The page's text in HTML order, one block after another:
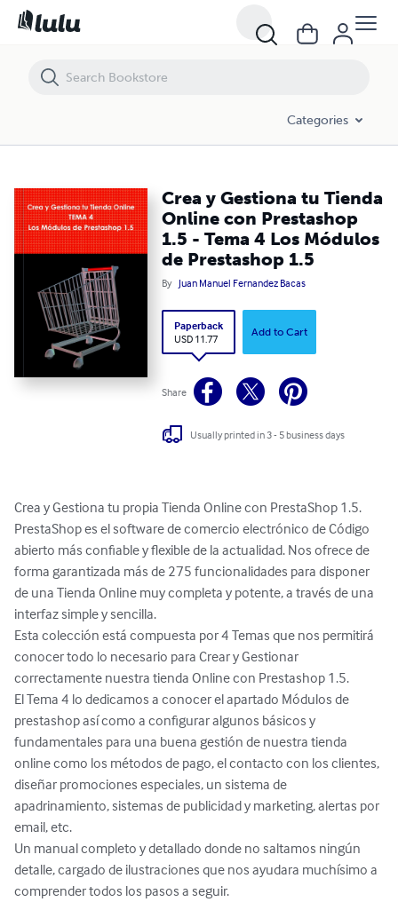
Categories
Crea y Gestiona tu Tienda
Online con Prestashop
1.5 - Tema 4 Los Módulos
de Prestashop 1.5
By Juan Manuel Fernandez Bacas
Paperback
USD 11.77
Add to Cart
Share
Usually printed in 3 - 5 business days
Crea y Gestiona tu propia Tienda Online con PrestaShop 1.5.
PrestaShop es el software de comercio electrónico de Código
abierto más confiable y flexible de la actualidad. Nos ofrece de
forma garantizada más de 275 funcionalidades para disponer
de una Tienda Online muy completa y potente, a través de una
interfaz simple y sencilla.
Esta colección está compuesta por 4 Temas que nos permitirá
conocer todo lo necesario para Crear y Gestionar
correctamente nuestra tienda Online con Prestashop 1.5.
El Tema 4 lo dedicamos a conocer el apartado Módulos de
prestashop así como a configurar algunos básicos y
fundamentales para una buena gestión de nuestra tienda
online como los métodos de pago, el contacto con los clientes,
diseñar promociones especiales, un sistema de
apadrinamiento, sistemas de publicidad y marketing, alertas por
email, etc.
Un manual completo y detallado donde no saltamos ningún
detalle, cargado de ilustraciones que nos ayudara muchísimo a
comprender todos los pasos a seguir.
Crea y Gestiona tu Tienda Online con Prestashop 1.5 - Tema 4 Los